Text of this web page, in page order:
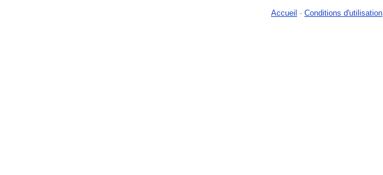
Accueil - Conditions d'utilisation